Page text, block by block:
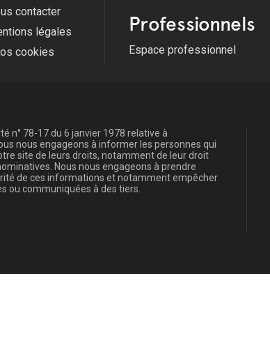
contacter
légales
cookies
Professionnels
Espace professionnel
n° 78-17 du 6 janvier 1978 relative à
nous engageons à informer les personnes qui
site de leurs droits, notamment de leur droit
Nous nous engageons à prendre
de ces informations et notamment empêcher
ou communiquées à des tiers.